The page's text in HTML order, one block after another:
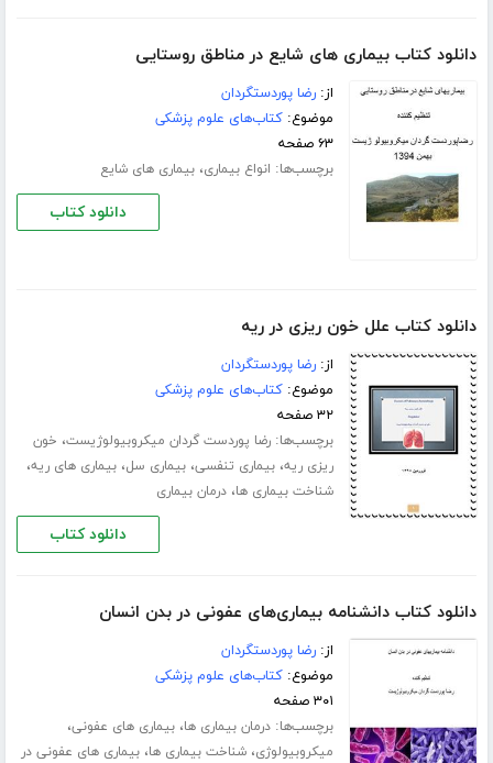
دانلود کتاب بیماری های شایع در مناطق روستایی
از:رضا پوردستگردان
موضوع:کتاب‌های علوم پزشکی
۶۳ صفحه
برچسب‌ها: انواع بیماری،بیماری های شایع
دانلود کتاب
دانلود کتاب علل خون ریزی در ریه
از:رضا پوردستگردان
موضوع:کتاب‌های علوم پزشکی
۳۲ صفحه
برچسب‌ها:رضا پوردست گردان میکروبیولوژیست، خون
ریزی ریه،بیماری تنفسی،بیماری سل،بیماری های ریه،
شناخت بیماری ها،درمان بیماری
دانلود کتاب
دانلود کتاب دانشنامه بیماری‌های عفونی در بدن انسان
از:رضا پوردستگردان
موضوع:کتاب‌های علوم پزشکی
۳۰۱ صفحه
برچسب‌ها:درمان بیماری ها،بیماری های عفونی،
میکروبیولوژی،شناخت بیماری ها،بیماری های عفونی در